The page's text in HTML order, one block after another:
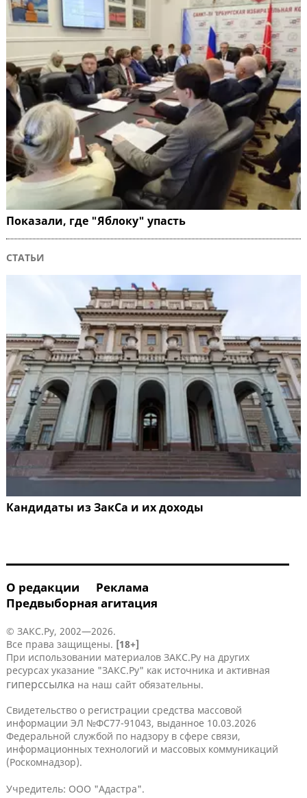
Показали, где "Яблоку" упасть
СТАТЬИ
Кандидаты из ЗакСа и их доходы
О редакции
Реклама
Предвыборная агитация
© ЗАКС.Ру, 2002—2026.
Все права защищены. [18+]
При использовании материалов ЗАКС.Ру на других
ресурсах указание "ЗАКС.Ру" как источника и активная
гиперссылка на наш сайт обязательны.
Свидетельство о регистрации средства массовой
информации ЭЛ №ФС77-91043, выданное 10.03.2026
Федеральной службой по надзору в сфере связи,
информационных технологий и массовых коммуникаций
(Роскомнадзор).
Учредитель: ООО "Адастра".